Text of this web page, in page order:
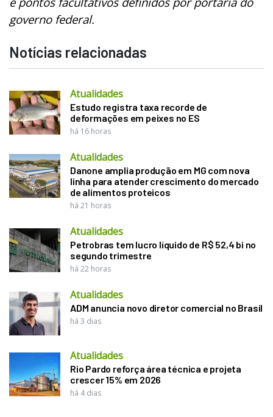
governo federal.
Notícias relacionadas
Atualidades
Estudo registra taxa recorde de
deformações em peixes no ES
há 16 horas
Atualidades
Danone amplia produção em MG com nova
linha para atender crescimento do mercado
de alimentos proteicos
há 21 horas
Atualidades
Petrobras tem lucro líquido de R$ 52,4 bi no
segundo trimestre
há 22 horas
Atualidades
ADM anuncia novo diretor comercial no Brasil
há 3 dias
Atualidades
Rio Pardo reforça área técnica e projeta
crescer 15% em 2026
há 4 dias